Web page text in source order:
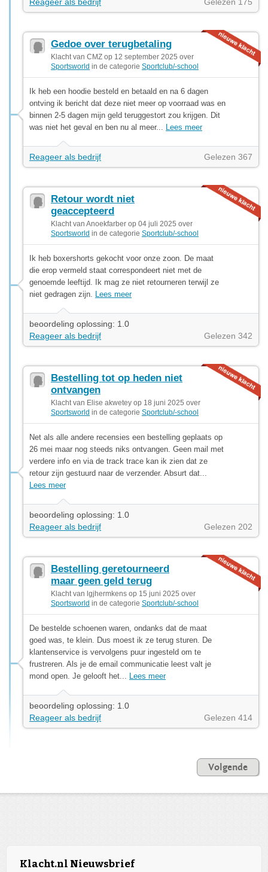
Gedoe over terugbetaling
Klacht van CMZ op 12 september 2025 over
Sportsworld in de categorie Sportclub/-school
Ik heb een hoodie besteld en betaald en na 6 dagen
ontving ik bericht dat deze niet meer op voorraad was en
binnen 2-5 dagen mijn geld teruggestort zou krijgen. Dit
was niet het geval en ben nu al meer... Lees meer
Reageer als bedrijf Gelezen 367
Retour wordt niet
geaccepteerd
Klacht van Anoekfarber op 04 juli 2025 over
Sportsworld in de categorie Sportclub/-school
Ik heb boxershorts gekocht voor onze zoon. De maat
die erop vermeld staat correspondeert niet met de
genoemde leeftijd. Ik mag ze niet retourneren terwijl ze
niet gedragen zijn. Lees meer
beoordeling oplossing: 1.0
Reageer als bedrijf
Gelezen 342
Bestelling tot op heden niet
ontvangen
Klacht van Elise akwetey op 18 juni 2025 over
Sportsworld in de categorie Sportclub/-school
Net als alle andere recensies een bestelling geplaats op
26 mei maar nog steeds niks ontvangen. Geen mail met
verdere info en via de track trace kan ik zien dat ze
retour zijn gestuurd naar de verzender. Absurt dat...
Lees meer
beoordeling oplossing: 1.0
Reageer als bedrijf
Gelezen 202
Bestelling geretourneerd
maar geen geld terug
Klacht van lgjhermkens op 15 juni 2025 over
Sportsworld in de categorie Sportclub/-school
De bestelde schoenen waren, ondanks dat de maat
goed was, te klein. Dus moest ik ze terug sturen. De
klantenservice is vervolgens puur ingesteld om te
frustreren. Als je de email communicatie leest valt je
mond open. Je gelooft het... Lees meer
beoordeling oplossing: 1.0
Reageer als bedrijf
Gelezen 414
Volgende
Klacht.nl Nieuwsbrief